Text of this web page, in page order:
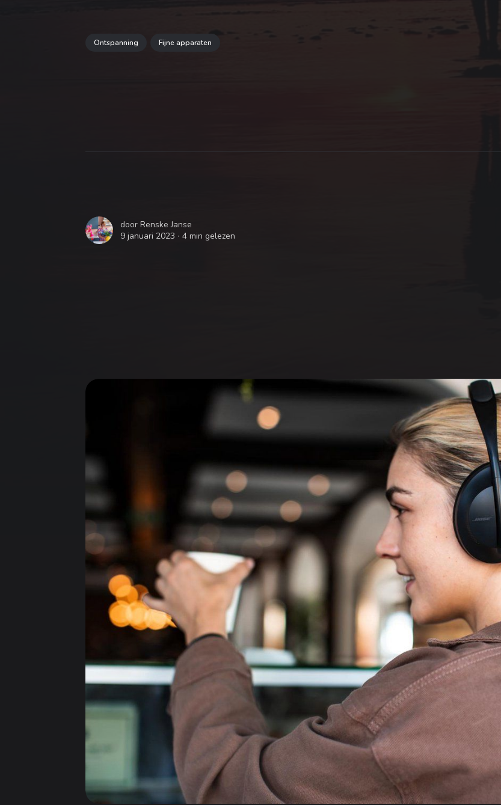
Ontspanning Fijne apparaten
door Renske Janse
9 januari 2023 ∙ 4 min gelezen